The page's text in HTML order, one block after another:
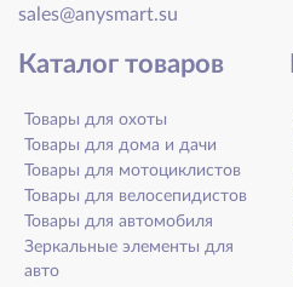
sales@anysmart.su
Каталог товаров
Товары для охоты
Товары для дома и дачи
Товары для мотоциклистов
Товары для велосепидистов
Товары для автомобиля
Зеркальные элементы для
авто